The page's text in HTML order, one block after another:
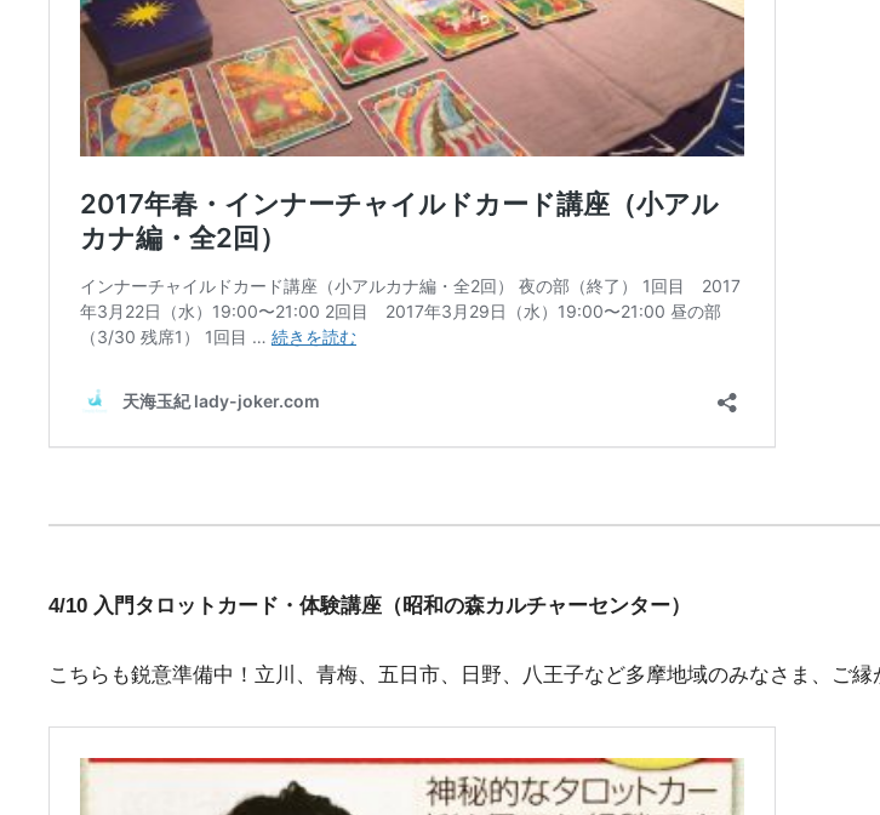
4/10 入門タロットカード・体験講座（昭和の森カルチャーセンター）
こちらも鋭意準備中！立川、青梅、五日市、日野、八王子など多摩地域のみなさま、ご